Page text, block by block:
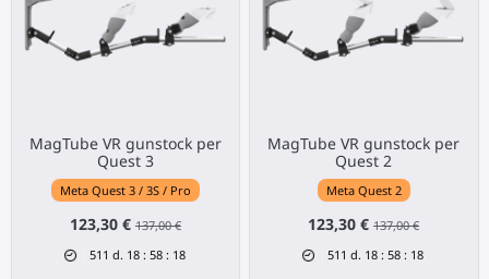
MagTube VR gunstock per
Quest 3
Meta Quest 3 / 3S / Pro
123,30 € 137,00 €
511 d. 18: 58: 18
MagTube VR gunstock per
Quest 2
Meta Quest 2
123,30 €137,00 €
511 d. 18 : 58 : 18